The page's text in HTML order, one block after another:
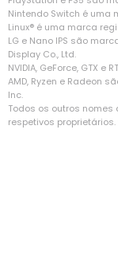
Nintendo Switch é uma
Linux® é uma marca
LG e Nano IPS são
Display Co., Ltd.
NVIDIA, GeForce, GTX
AMD, Ryzen e Radeon
Inc.
Todos os outros
respetivos